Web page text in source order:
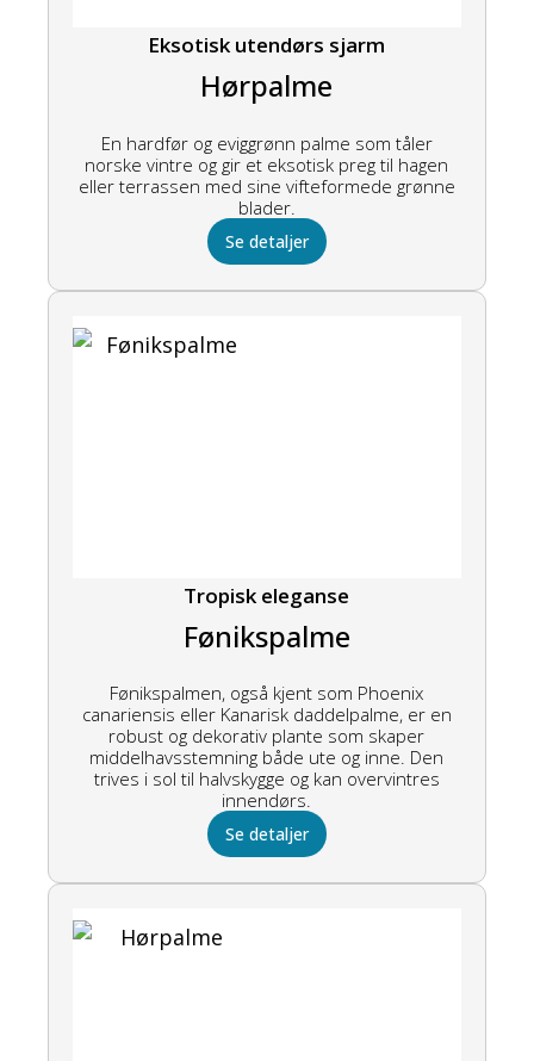
Eksotisk utendørs sjarm
Hørpalme
En hardfør og eviggrønn palme som tåler
norske vintre og gir et eksotisk preg til hagen
eller terrassen med sine vifteformede grønne
blader.
Se detaljer
Tropisk eleganse
Fønikspalme
Fønikspalmen, også kjent som Phoenix
canariensis eller Kanarisk daddelpalme, er en
robust og dekorativ plante som skaper
middelhavsstemning både ute og inne. Den
trives i sol til halvskygge og kan overvintres
innendørs.
Se detaljer